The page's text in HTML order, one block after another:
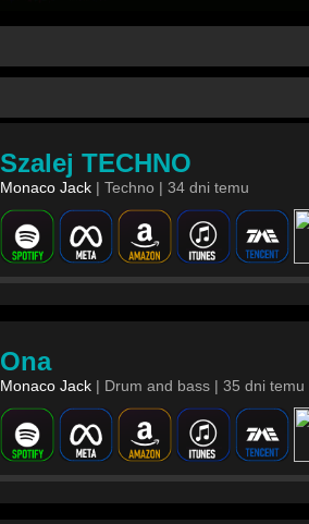
Szalej TECHNO
Monaco Jack | Techno | 34 dni temu
Ona
Monaco Jack | Drum and bass | 35 dni temu